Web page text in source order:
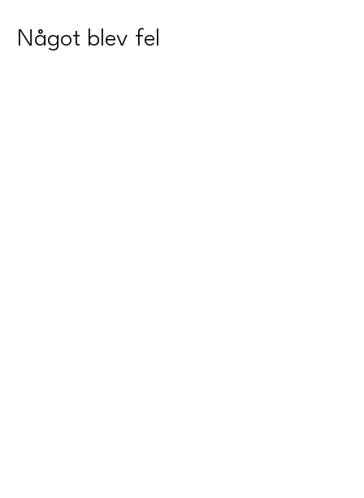
Något blev fel